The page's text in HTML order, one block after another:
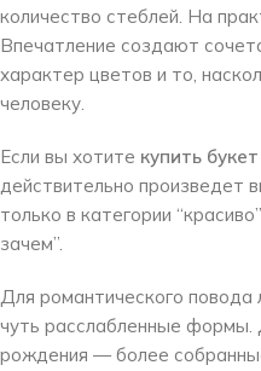
количество стеблей. На
Впечатление создают
характер цветов и то,
человеку.
Если вы хотите купить
действительно произведет
только в категории
зачем”.
Для романтического
чуть расслабленные формы.
рождения — более